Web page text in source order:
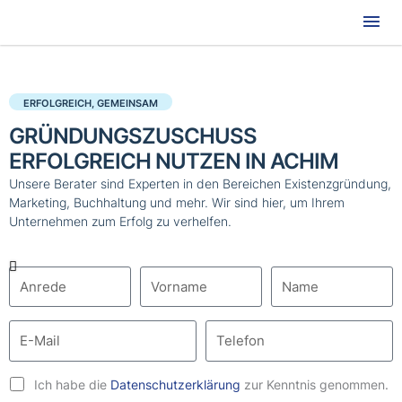
ERFOLGREICH, GEMEINSAM
GRÜNDUNGSZUSCHUSS
ERFOLGREICH NUTZEN IN ACHIM
Unsere Berater sind Experten in den Bereichen Existenzgründung,
Marketing, Buchhaltung und mehr. Wir sind hier, um Ihrem
Unternehmen zum Erfolg zu verhelfen.
Ich habe die Datenschutzerklärung zur Kenntnis genommen.